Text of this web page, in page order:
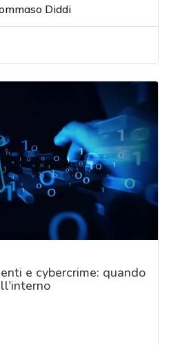
Diddi
e cybercrime: quando